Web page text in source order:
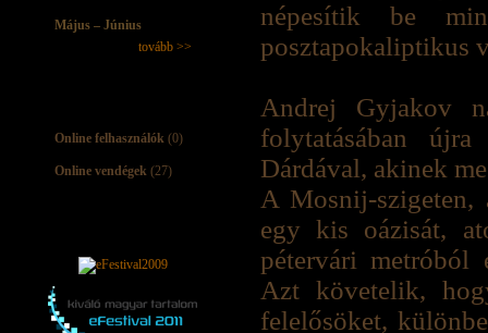
Május – Június
tovább >>
Online felhasználók (0)
Online vendégek (27)
népesítik be
posztapokaliptikus
Andrej Gyjakov
folytatásában
Dárdával, akinek
A Mosnij-
egy kis oázisát,
pétervári metróból
Azt követelik,
felelősöket,